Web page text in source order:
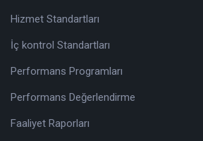
Hizmet Standartları
İç kontrol Standartları
Performans Programları
Performans Değerlendirme
Faaliyet Raporları